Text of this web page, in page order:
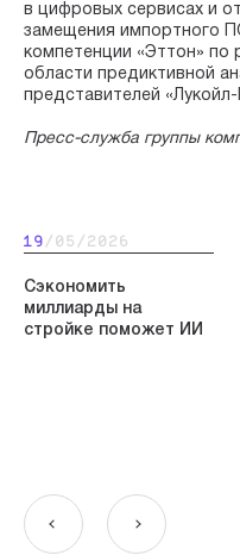
в цифровых сервисах и
замещения импортного
компетенции «Эттон»
области предиктивной
представителей
Пресс-служба группы
19 /05/2026
Сэкономить
миллиарды на
стройке поможет ИИ